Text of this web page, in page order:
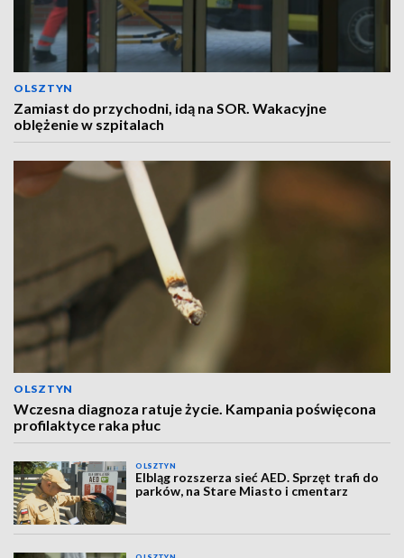
OLSZTYN
Zamiast do przychodni, idą na SOR. Wakacyjne
oblężenie w szpitalach
OLSZTYN
Wczesna diagnoza ratuje życie. Kampania poświęcona
profilaktyce raka płuc
OLSZTYN
Elbląg rozszerza sieć AED. Sprzęt trafi do
parków, na Stare Miasto i cmentarz